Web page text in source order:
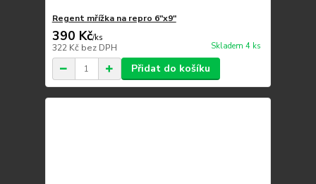
Regent mřížka na repro 6"x9"
390 Kč/ks
322 Kč bez DPH Skladem 4 ks
Přidat do košíku